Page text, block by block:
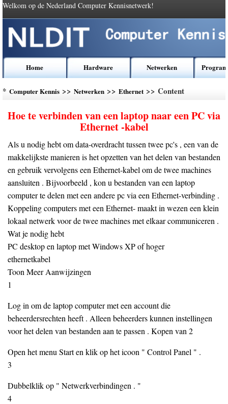
Welkom op de Nederland Computer Kennisnetwerk!
Home Hardware Netwerken
* Computer Kennis >> Netwerken >> Ethernet>> Content
Hoe te verbinden van een laptop naar een PC via
Ethernet -kabel
Als u nodig hebt om data-overdracht tussen twee pc's , een van de
makkelijkste manieren is het opzetten van het delen van bestanden
en gebruik vervolgens een Ethernet-kabel om de twee machines
aansluiten . Bijvoorbeeld , kon u bestanden van een laptop
computer te delen met een andere pc via een Ethernet-verbinding .
Koppeling computers met een Ethernet- maakt in wezen een klein
lokaal netwerk voor de twee machines met elkaar communiceren .
Wat je nodig hebt
PC desktop en laptop met Windows XP of hoger
ethernetkabel
Toon Meer Aanwijzingen
1
Log in om de laptop computer met een account die
beheerdersrechten heeft . Alleen beheerders kunnen instellingen
voor het delen van bestanden aan te passen . Kopen van 2
Open het menu Start en klik op het icoon " Control Panel " .
3
Dubbelklik op " Netwerkverbindingen . "
4